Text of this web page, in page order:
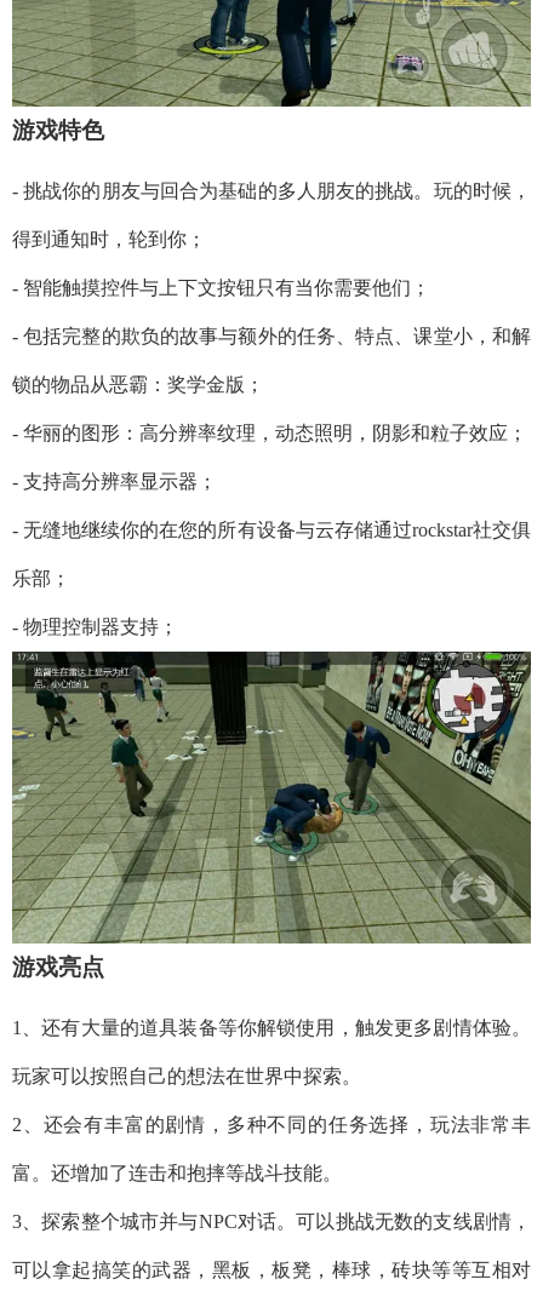
游戏特色
- 挑战你的朋友与回合为基础的多人朋友的挑战。玩的时候，
得到通知时，轮到你；
- 智能触摸控件与上下文按钮只有当你需要他们；
- 包括完整的欺负的故事与额外的任务、特点、课堂小，和解
锁的物品从恶霸：奖学金版；
- 华丽的图形：高分辨率纹理，动态照明，阴影和粒子效应；
- 支持高分辨率显示器；
- 无缝地继续你的在您的所有设备与云存储通过rockstar社交俱
乐部；
- 物理控制器支持；
游戏亮点
1、还有大量的道具装备等你解锁使用，触发更多剧情体验。
玩家可以按照自己的想法在世界中探索。
2、还会有丰富的剧情，多种不同的任务选择，玩法非常丰
富。还增加了连击和抱摔等战斗技能。
3、探索整个城市并与NPC对话。可以挑战无数的支线剧情，
可以拿起搞笑的武器，黑板，板凳，棒球，砖块等等互相对